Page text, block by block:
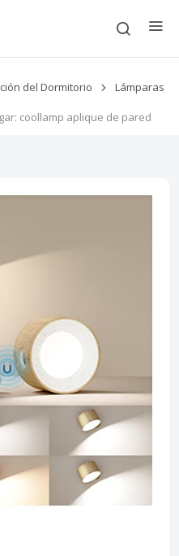
del Dormitorio Lámparas
coollamp aplique de pared